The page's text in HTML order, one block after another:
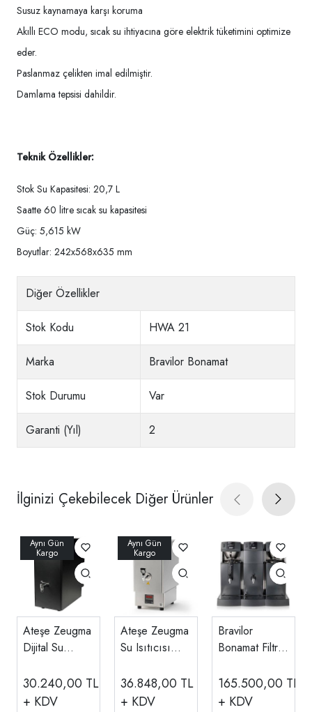
Susuz kaynamaya karşı koruma
Akıllı ECO modu, sıcak su ihtiyacına göre elektrik tüketimini optimize
eder.
Paslanmaz çelikten imal edilmiştir.
Damlama tepsisi dahildir.
Teknik Özellikler:
Stok Su Kapasitesi: 20,7 L
Saatte 60 litre sıcak su kapasitesi
Güç: 5,615 kW
Boyutlar: 242x568x635 mm
Diğer Özellikler
Stok Kodu HWA 21
Marka Bravilor Bonamat
Stok Durumu Var
Garanti (Yıl) 2
İlginizi Çekebilecek Diğer Ürünler
Ateşe Zeugma
Dijital Su
Statik Boyalı,
STATIC
30.240,00 TL
+ KDV
Ateşe Zeugma
Su Isıtıcısı
Smart INOX
ZSWB12
36.848,00 TL
+ KDV
Bravilor
Bonamat Filtre
Makinesi ve Su
Isıtıcı RLX 575
165.500,00 TL
+ KDV